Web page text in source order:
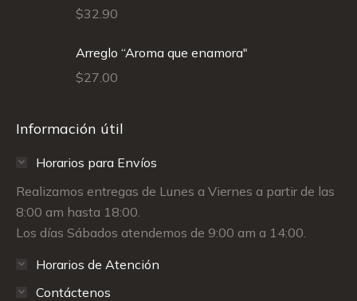
$32.90
Arreglo “Aroma que enamora"
$27.00
Información útil
Horarios para Envíos
Realizamos entregas de Lunes a Viernes a partir de las
8:00 am hasta 18:00.
Los días Sábados atendemos de 9:00 am a 14:00.
Horarios de Atención
Contáctenos